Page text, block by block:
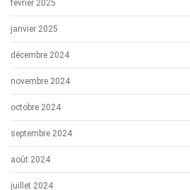
février 2025
janvier 2025
décembre 2024
novembre 2024
octobre 2024
septembre 2024
août 2024
juillet 2024